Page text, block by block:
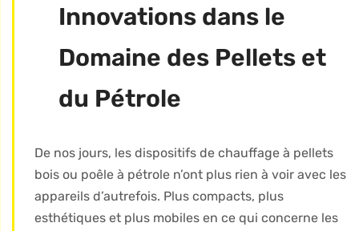
Innovations dans le
Domaine des Pellets et
du Pétrole
De nos jours, les dispositifs de chauffage à pellets
bois ou poêle à pétrole n’ont plus rien à voir avec les
appareils d’autrefois. Plus compacts, plus
esthétiques et plus mobiles en ce qui concerne les